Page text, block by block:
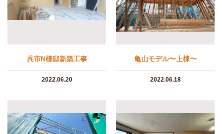
呉市N様邸新築工事
2022.06.20
亀山モデル〜上棟〜
2022.06.18